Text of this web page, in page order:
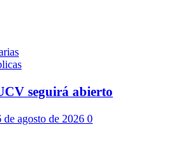
seguirá abierto
de agosto de 2026 0